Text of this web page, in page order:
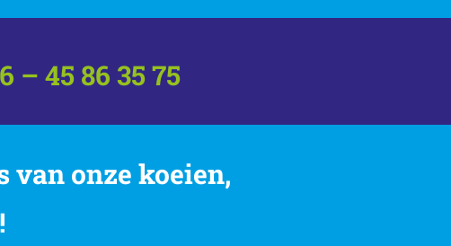
– 45 86 35 75
van onze koeien,